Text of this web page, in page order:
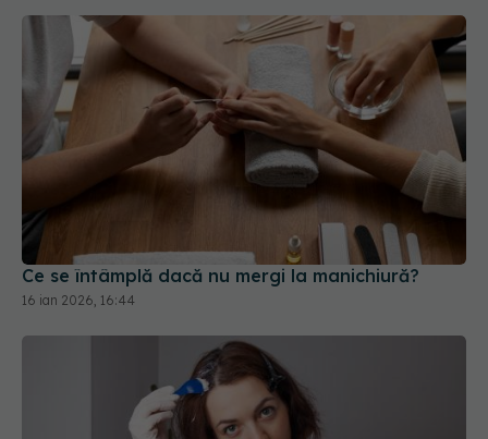
Ce se întâmplă dacă nu mergi la manichiură?
16 ian 2026, 16:44